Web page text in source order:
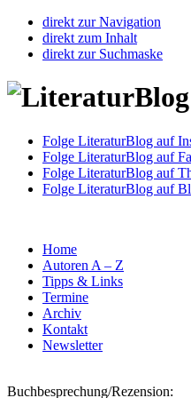
direkt zur Navigation
direkt zum Inhalt
direkt zur Suchmaske
Folge LiteraturBlog auf
Folge LiteraturBlog auf
Folge LiteraturBlog auf
Folge LiteraturBlog auf
Home
Autoren A – Z
Tipps & Links
Termine
Archiv
Kontakt
Newsletter
Buchbesprechung/Rezension: